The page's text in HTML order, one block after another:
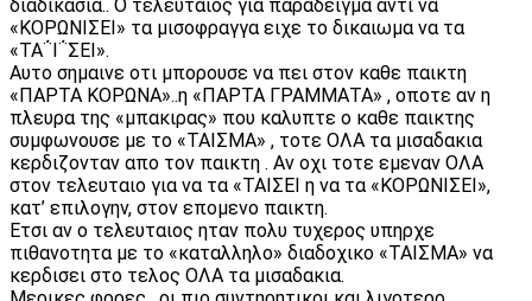
διαδικασία.. Ο τελευταιος για παραδειγμα αντι να
«ΚΟΡΩΝΙΣΕΙ» τα μισοφραγγα ειχε το δικαιωμα να τα
«ΤΑ΅Ι΅ΣΕΙ».
Αυτο σημαινε οτι μπορουσε να πει στον καθε παικτη
«ΠΑΡΤΑ ΚΟΡΩΝΑ»..η «ΠΑΡΤΑ ΓΡΑΜΜΑΤΑ» , οποτε αν η
πλευρα της «μπακιρας» που καλυπτε ο καθε παικτης
συμφωνουσε με το «ΤΑΙΣΜΑ» , τοτε ΟΛΑ τα μισαδακια
κερδιζονταν απο τον παικτη . Αν οχι τοτε εμεναν ΟΛΑ
στον τελευταιο για να τα «ΤΑΙΣΕΙ η να τα «ΚΟΡΩΝΙΣΕΙ»,
κατ’ επιλογην, στον επομενο παικτη.
Ετσι αν ο τελευταιος ηταν πολυ τυχερος υπηρχε
πιθανοτητα με το «καταλληλο» διαδοχικο «ΤΑΙΣΜΑ» να
κερδισει στο τελος ΟΛΑ τα μισαδακια.